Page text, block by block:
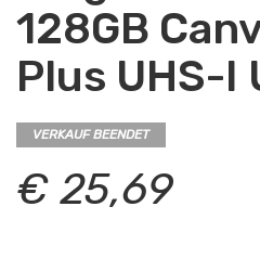
128GB
Plus UHS-I
VERKAUF BEENDET
€ 25,69